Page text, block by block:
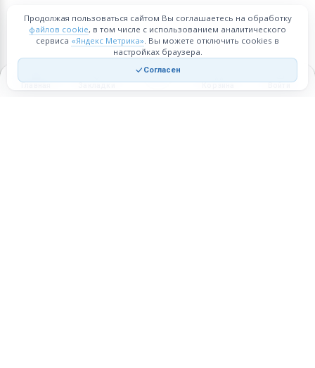
Главная Закладки Корзина Войти
Продолжая пользоваться сайтом Вы соглашаетесь на обработку
файлов cookie, в том числе с использованием аналитического
сервиса «Яндекс Метрика». Вы можете отключить cookies в
настройках браузера.
Согласен